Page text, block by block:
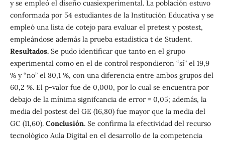
y se empleó el diseño cuasiexperimental. La población estuvo
conformada por 54 estudiantes de la Institución Educativa y se
empleó una lista de cotejo para evaluar el pretest y postest,
empleándose además la prueba estadística t de Student.
Resultados. Se pudo identificar que tanto en el grupo
experimental como en el de control respondieron “sí” el 19,9
% y “no” el 80,1 %, con una diferencia entre ambos grupos del
60,2 %. El p-valor fue de 0,000, por lo cual se encuentra por
debajo de la mínima signifcancia de error = 0,05; además, la
media del postest del GE (16,80) fue mayor que la media del
GC (11,60). Conclusión. Se confirma la efectividad del recurso
tecnológico Aula Digital en el desarrollo de la competencia